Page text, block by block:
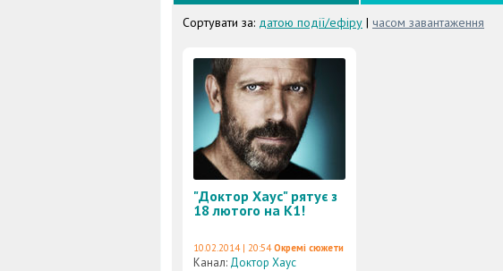
Сортувати за: датою події/ефіру | часом завантаження
"Доктор Хаус" рятує з
18 лютого на К1!
10.02.2014 | 20:54 Окремі сюжети
Канал: Доктор Хаус